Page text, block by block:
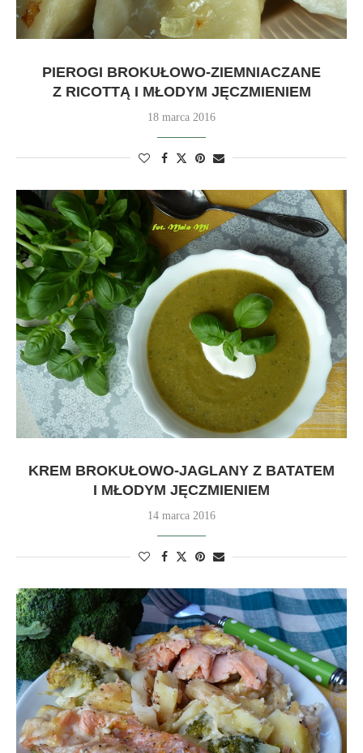
PIEROGI BROKUŁOWO-ZIEMNIACZANE
Z RICOTTĄ I MŁODYM JĘCZMIENIEM
18 marca 2016
KREM BROKUŁOWO-JAGLANY Z BATATEM
I MŁODYM JĘCZMIENIEM
14 marca 2016